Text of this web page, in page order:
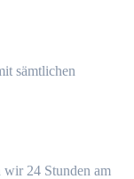
sämtlichen
wir 24 Stunden am